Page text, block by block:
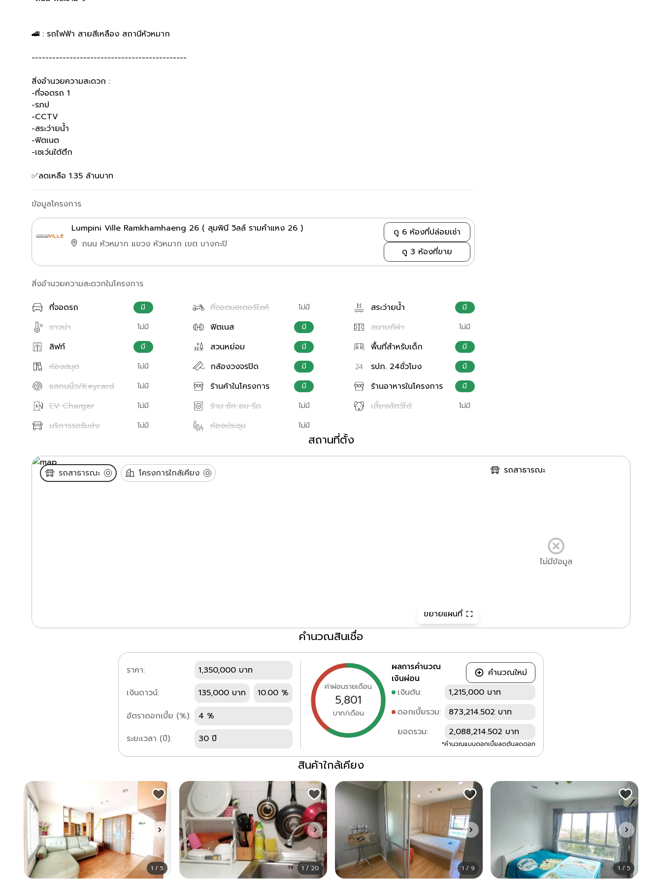
🚄 : รถไฟฟ้า สายสีเหลือง สถานีหัวหมาก
---------------------------------------------
สิ่งอำนวยความสะดวก :
-ที่จอดรถ 1
-รภป
-CCTV
-สระว่ายน้ำ
-ฟิตเนต
-เซเว่นใต้ตึก
✅️ลดเหลือ 1.35 ล้านบาท
ข้อมูลโครงการ
Lumpini Ville Ramkhamhaeng 26 ( ลุมพินี วิลล์ รามคำแหง 26 )
ถนน หัวหมาก แขวง หัวหมาก เขต บางกะปิ
ดู 6 ห้องที่ปล่อยเช่า
ดู 3 ห้องที่ขาย
สิ่งอำนวยความสะดวกในโครงการ
ที่จอดรถ
มี ที่จอดมอเตอร์ไซค์ ไม่มี สระว่ายน้ำ มี
ซาวน่า ไม่มี ฟิตเนส มี สนามกีฬา ไม่มี
ลิฟท์ มี สวนหย่อม มี พื้นที่สำหรับเด็ก มี
ห้องสมุด ไม่มี กล้องวงจรปิด มี รปภ. 24ชั่วโมง มี
แสกนนิ้ว/Keycard ไม่มี ร้านค้าในโครงการ มี ร้านอาหารในโครงการ มี
EV Charger ไม่มี ร้าน ซัก อบ รีด ไม่มี เลี้ยงสัตว์ได้ ไม่มี
บริการรถรับส่ง ไม่มี ห้องประชุม ไม่มี
สถานที่ตั้ง
ขยายแผนที่
รถสาธารณะ
ไม่มีข้อมูล
รถสาธารณะ 0 โครงการใกล้เคียง 0
คำนวณสินเชื่อ
ราคา:
1,350,000 บาท
เงินดาวน์:
135,000 บาท
10.00 %
อัตราดอกเบี้ย (%):
4 %
ระยะเวลา (ปี):
30 ปี
ค่าผ่อนรายเดือน
5,801
บาท/เดือน
ผลการคำนวณ
เงินผ่อน
คำนวณใหม่
เงินต้น:
1,215,000 บาท
ดอกเบี้ยรวม:
873,214.502 บาท
ยอดรวม:
2,088,214.502 บาท
*คำนวณแบบดอกเบี้ยลดต้นลดดอก
สินค้าใกล้เคียง
1 / 5 1 / 20 1 / 9 1 / 5